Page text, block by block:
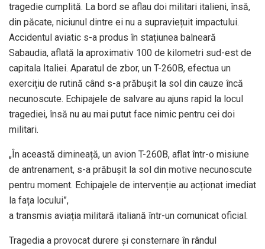
tragedie cumplită. La bord se aflau doi militari italieni, însă,
din păcate, niciunul dintre ei nu a supraviețuit impactului.
Accidentul aviatic s-a produs în stațiunea balneară
Sabaudia, aflată la aproximativ 100 de kilometri sud-est de
capitala Italiei. Aparatul de zbor, un T-260B, efectua un
exercițiu de rutină când s-a prăbușit la sol din cauze încă
necunoscute. Echipajele de salvare au ajuns rapid la locul
tragediei, însă nu au mai putut face nimic pentru cei doi
militari.
„În această dimineață, un avion T-260B, aflat într-o misiune
de antrenament, s-a prăbușit la sol din motive necunoscute
pentru moment. Echipajele de intervenție au acționat imediat
la fața locului”,
a transmis aviația militară italiană într-un comunicat oficial.
Tragedia a provocat durere și consternare în rândul